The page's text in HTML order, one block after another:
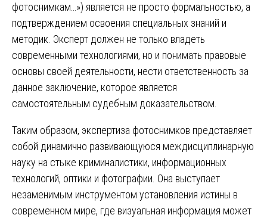
фотоснимкам…») является не просто формальностью, а
подтверждением освоения специальных знаний и
методик. Эксперт должен не только владеть
современными технологиями, но и понимать правовые
основы своей деятельности, нести ответственность за
данное заключение, которое является
самостоятельным судебным доказательством.
Таким образом, экспертиза фотоснимков представляет
собой динамично развивающуюся междисциплинарную
науку на стыке криминалистики, информационных
технологий, оптики и фотографии. Она выступает
незаменимым инструментом установления истины в
современном мире, где визуальная информация может